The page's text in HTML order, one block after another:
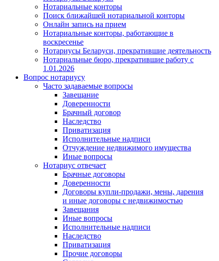
Нотариальные конторы
Поиск ближайшей нотариальной конторы
Онлайн запись на прием
Нотариальные конторы, работающие в
воскресенье
Нотариусы Беларуси, прекратившие деятельность
Нотариальные бюро, прекратившие работу с
1.01.2026
Вопрос нотариусу
Часто задаваемые вопросы
Завещание
Доверенности
Брачный договор
Наследство
Приватизация
Исполнительные надписи
Отчуждение недвижимого имущества
Иные вопросы
Нотариус отвечает
Брачные договоры
Доверенности
Договоры купли-продажи, мены, дарения
и иные договоры с недвижимостью
Завещания
Иные вопросы
Исполнительные надписи
Наследство
Приватизация
Прочие договоры